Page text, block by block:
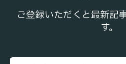
ご登録いただくと最新記
す。